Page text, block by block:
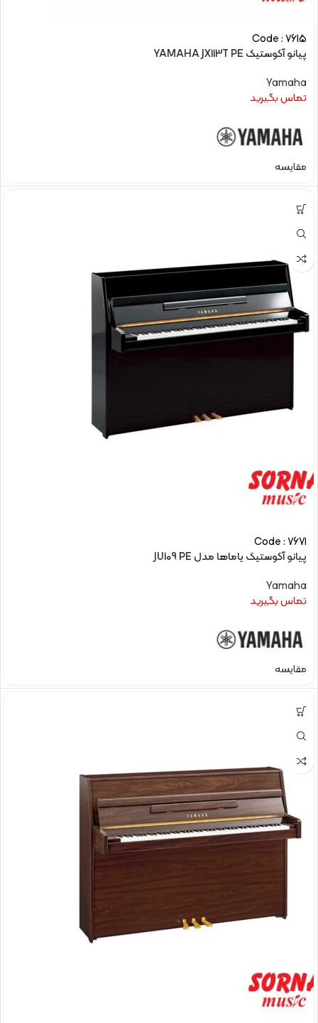
Code : 7615
پیانو آکوستیک YAMAHA JX113T PE
Yamaha
تماس بگیرید
مقایسه
Code : 7671
پیانو آکوستیک یاماها مدل JU109 PE
Yamaha
تماس بگیرید
مقایسه